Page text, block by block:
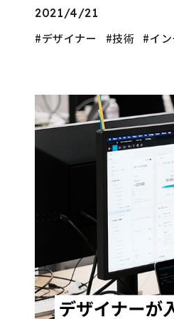
2021/4/21
デザイナー 技術 イ